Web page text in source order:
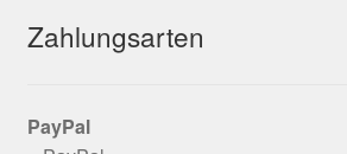
Zahlungsarten
PayPal